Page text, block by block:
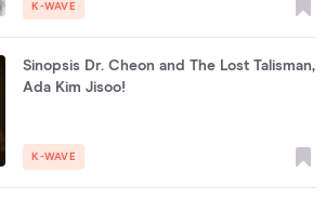
K-WAVE
Sinopsis Dr. Cheon and The Lost Talisman,
Ada Kim Jisoo!
K-WAVE